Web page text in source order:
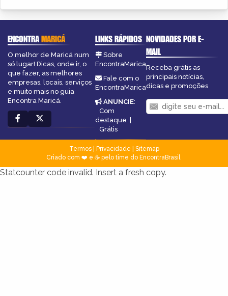
ENCONTRAMARICÁ
O melhor de Maricá num
só lugar! Dicas, onde ir, o
que fazer, as melhores
empresas, locais, serviços
e muito mais no guia
Encontra Maricá.
LINKS RÁPIDOS
Sobre
EncontraMarica
Fale com o
EncontraMarica
ANUNCIE:
Com
destaque |
Grátis
NOVIDADES POR E-
MAIL
Receba grátis as
principais notícias,
dicas e promoções
Termos| Privacidade
Sitemap
Criado com ❤️ e ☕ pelo time do EncontraBrasil
Statcounter code invalid. Insert a fresh copy.